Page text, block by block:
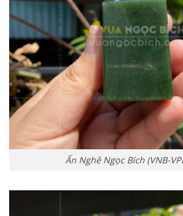
Ấn Nghê Ngọc Bích (VNB-